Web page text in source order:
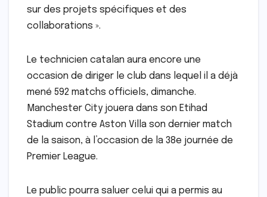
sur des projets spécifiques et des
collaborations ».
Le technicien catalan aura encore une
occasion de diriger le club dans lequel il a déjà
mené 592 matchs officiels, dimanche.
Manchester City jouera dans son Etihad
Stadium contre Aston Villa son dernier match
de la saison, à l’occasion de la 38e journée de
Premier League.
Le public pourra saluer celui qui a permis au